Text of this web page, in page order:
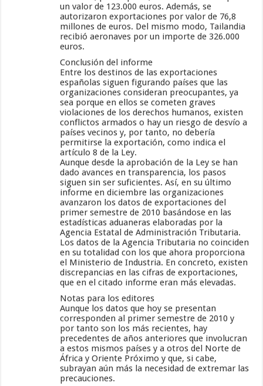
un valor de 123.000 euros. Además, se
autorizaron exportaciones por valor de 76,8
millones de euros. Del mismo modo, Tailandia
recibió aeronaves por un importe de 326.000
euros.
Conclusión del informe
Entre los destinos de las exportaciones
españolas siguen figurando países que las
organizaciones consideran preocupantes, ya
sea porque en ellos se cometen graves
violaciones de los derechos humanos, existen
conflictos armados o hay un riesgo de desvío a
países vecinos y, por tanto, no debería
permitirse la exportación, como indica el
artículo 8 de la Ley.
Aunque desde la aprobación de la Ley se han
dado avances en transparencia, los pasos
siguen sin ser suficientes. Así, en su último
informe en diciembre las organizaciones
avanzaron los datos de exportaciones del
primer semestre de 2010 basándose en las
estadísticas aduaneras elaboradas por la
Agencia Estatal de Administración Tributaria.
Los datos de la Agencia Tributaria no coinciden
en su totalidad con los que ahora proporciona
el Ministerio de Industria. En concreto, existen
discrepancias en las cifras de exportaciones,
que en el citado informe eran más elevadas.
Notas para los editores
Aunque los datos que hoy se presentan
corresponden al primer semestre de 2010 y
por tanto son los más recientes, hay
precedentes de años anteriores que involucran
a estos mismos países y a otros del Norte de
África y Oriente Próximo y que, si cabe,
subrayan aún más la necesidad de extremar las
precauciones.